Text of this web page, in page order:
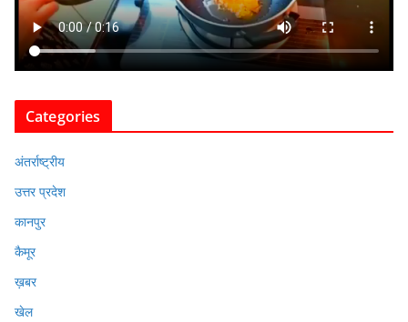
Categories
अंतर्राष्ट्रीय
उत्तर प्रदेश
कानपुर
कैमूर
ख़बर
खेल